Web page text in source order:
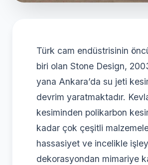
Türk cam endüstrisinin
biri olan Stone Design,
yana Ankara’da su jeti
devrim yaratmaktadır.
kesiminden polikarbon
kadar çok çeşitli
hassasiyet ve incelikle
dekorasyondan mimariye